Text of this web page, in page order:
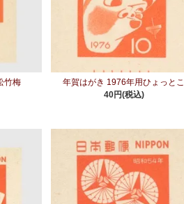
竹梅
年賀はがき 1976年用ひょっとこ
40円(税込)